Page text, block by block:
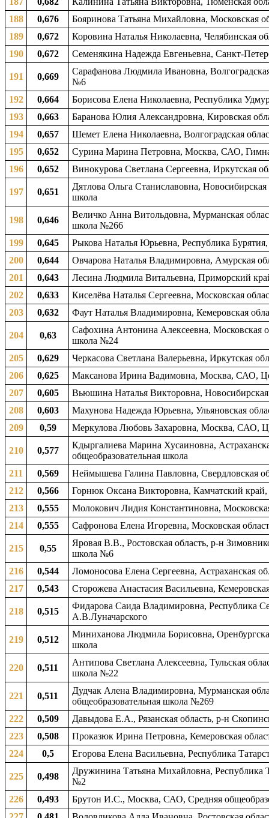
188
0,676
Бояринова Татьяна Михайловна, Московская
189
0,672
Коровина Наталья Николаевна, Челябинская
190
0,672 Семенякина Надежда Евгеньевна, Санкт-
191 0,669
Сарафанова Людмила Ивановна,
№6
192
0,664
Борисова Елена Николаевна, Республика
193
0,663
Баранова Юлия Александровна, Кировская
194
0,657
Шемет Елена Николаевна, Волгоградская
195
0,652
Сурина Марина Петровна, Москва, САО,
196
0,652 Винокурова Светлана Сергеевна, Иркутская
197 0,651
Дятлова Ольга Станиславовна,
школа
198 0,646
Величко Анна Витольдовна, Мурманская
школа №266
199
0,645
Рыкова Наталья Юрьевна, Республика
200
0,644
Овчарова Наталья Владимировна, Амурская
201
0,643
Лесина Людмила Витальевна, Приморский
202
0,633
Киселёва Наталья Сергеевна, Московская
203
0,632 Фаут Наталья Владимировна, Кемеровская
204 0,63
Сафохина Антонина Алексеевна, Московская
школа №24
205
0,629
Черкасова Светлана Валерьевна, Иркутская
206
0,625
Максанова Ирина Вадимовна, Москва, САО,
207
0,605
Вьюшина Наталья Викторовна, Новосибирская
208
0,603
Махунова Надежда Юрьевна, Ульяновская
209
0,59 Меркулова Любовь Захаровна, Москва, САО,
210 0,577
Кдыргалиева Марина Хусаиновна,
общеобразовательная школа
211
0,569
Неймышева Галина Павловна, Свердловская
212
0,566
Горнюк Оксана Викторовна, Камчатский
213
0,555
Молокович Лидия Константиновна,
214
0,555 Сафронова Елена Игоревна, Московская
215 0,55
Яровая В.В., Ростовская область, р-н
школа №6
216
0,544
Ломоносова Елена Сергеевна, Астраханская
217
0,543 Сторожева Анастасия Васильевна,
218 0,515
Фидарова Саида Владимировна, Республика
А.В.Луначарского
219 0,512
Миниханова Людмила Борисовна,
школа
220 0,511
Антипова Светлана Алексеевна, Тульская
школа №22
221 0,511
Дудчак Алена Владимировна, Мурманская
общеобразовательная школа №269
222
0,509
Давыдова Е.А., Рязанская область, р-н
223
0,508
Проказюк Ирина Петровна, Кемеровская
224
0,5 Егорова Елена Васильевна, Республика
225 0,498
Дружинина Татьяна Михайловна, Республика
№2
226
0,493
Брутон И.С., Москва, САО, Средняя